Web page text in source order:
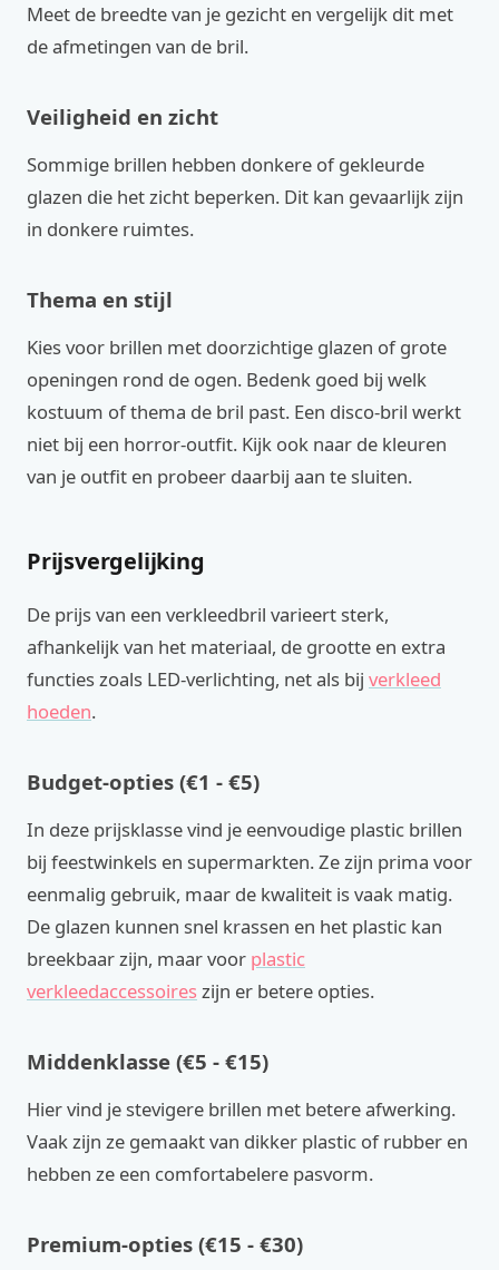
Meet de breedte van je gezicht en vergelijk dit met
de afmetingen van de bril.
Veiligheid en zicht
Sommige brillen hebben donkere of gekleurde
glazen die het zicht beperken. Dit kan gevaarlijk zijn
in donkere ruimtes.
Thema en stijl
Kies voor brillen met doorzichtige glazen of grote
openingen rond de ogen. Bedenk goed bij welk
kostuum of thema de bril past. Een disco-bril werkt
niet bij een horror-outfit. Kijk ook naar de kleuren
van je outfit en probeer daarbij aan te sluiten.
Prijsvergelijking
De prijs van een verkleedbril varieert sterk,
afhankelijk van het materiaal, de grootte en extra
functies zoals LED-verlichting, net als bij verkleed
hoeden.
Budget-opties (€1 - €5)
In deze prijsklasse vind je eenvoudige plastic brillen
bij feestwinkels en supermarkten. Ze zijn prima voor
eenmalig gebruik, maar de kwaliteit is vaak matig.
De glazen kunnen snel krassen en het plastic kan
breekbaar zijn, maar voor plastic
verkleedaccessoires zijn er betere opties.
Middenklasse (€5 - €15)
Hier vind je stevigere brillen met betere afwerking.
Vaak zijn ze gemaakt van dikker plastic of rubber en
hebben ze een comfortabelere pasvorm.
Premium-opties (€15 - €30)